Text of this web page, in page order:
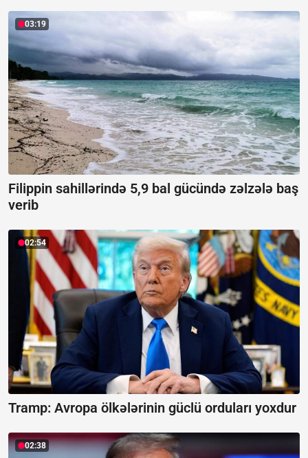
03:19
Filippin sahillərində 5,9 bal gücündə zəlzələ baş
verib
02:54
Tramp: Avropa ölkələrinin güclü orduları yoxdur
02:38